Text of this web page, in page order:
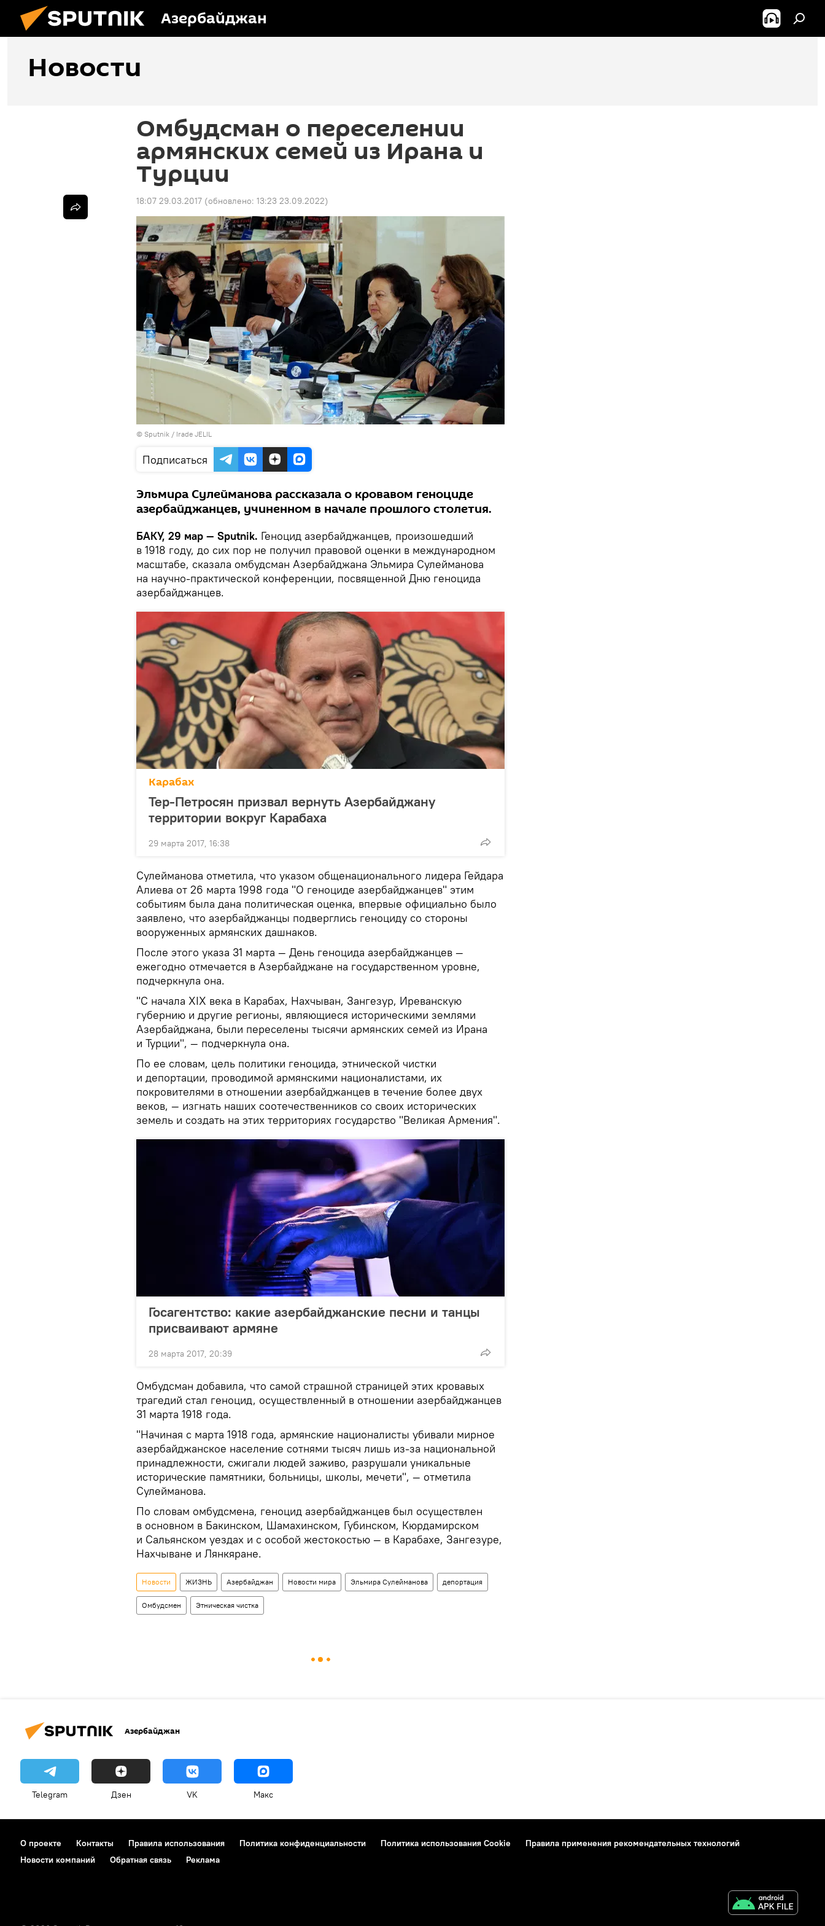
Азербайджан
Новости
Омбудсман о переселении
армянских семей из Ирана и
Турции
18:07 29.03.2017 (обновлено: 13:23 23.09.2022)
© Sputnik / Irade JELIL
Подписаться
Эльмира Сулейманова рассказала о кровавом геноциде
азербайджанцев, учиненном в начале прошлого столетия.
БАКУ, 29 мар — Sputnik. Геноцид азербайджанцев, произошедший
в 1918 году, до сих пор не получил правовой оценки в международном
масштабе, сказала омбудсман Азербайджана Эльмира Сулейманова
на научно-практической конференции, посвященной Дню геноцида
азербайджанцев.
Карабах
Тер-Петросян призвал вернуть Азербайджану
территории вокруг Карабаха
29 марта 2017, 16:38
Сулейманова отметила, что указом общенационального лидера Гейдара
Алиева от 26 марта 1998 года "О геноциде азербайджанцев" этим
событиям была дана политическая оценка, впервые официально было
заявлено, что азербайджанцы подверглись геноциду со стороны
вооруженных армянских дашнаков.
После этого указа 31 марта — День геноцида азербайджанцев —
ежегодно отмечается в Азербайджане на государственном уровне,
подчеркнула она.
"С начала XIX века в Карабах, Нахчыван, Зангезур, Иреванскую
губернию и другие регионы, являющиеся историческими землями
Азербайджана, были переселены тысячи армянских семей из Ирана
и Турции", — подчеркнула она.
По ее словам, цель политики геноцида, этнической чистки
и депортации, проводимой армянскими националистами, их
покровителями в отношении азербайджанцев в течение более двух
веков, — изгнать наших соотечественников со своих исторических
земель и создать на этих территориях государство "Великая Армения".
Госагентство: какие азербайджанские песни и танцы
присваивают армяне
28 марта 2017, 20:39
Омбудсман добавила, что самой страшной страницей этих кровавых
трагедий стал геноцид, осуществленный в отношении азербайджанцев
31 марта 1918 года.
"Начиная с марта 1918 года, армянские националисты убивали мирное
азербайджанское население сотнями тысяч лишь из-за национальной
принадлежности, сжигали людей заживо, разрушали уникальные
исторические памятники, больницы, школы, мечети", — отметила
Сулейманова.
По словам омбудсмена, геноцид азербайджанцев был осуществлен
в основном в Бакинском, Шамахинском, Губинском, Кюрдамирском
и Сальянском уездах и с особой жестокостью — в Карабахе, Зангезуре,
Нахчыване и Лянкяране.
Новости ЖИЗНЬ Азербайджан Новости мира Эльмира Сулейманова депортация
Омбудсмен Этническая чистка
Азербайджан
Telegram Дзен VK Макс
О проекте Контакты Правила использования Политика конфиденциальности Политика использования Cookie
Правила применения рекомендательных технологий
Новости компаний
Обратная связь Реклама